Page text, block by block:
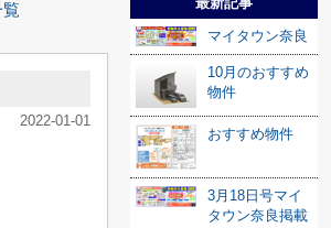
覧
2022-01-01
マイタウン奈良
10月のおすすめ
物件
おすすめ物件
3月18日号マイ
タウン奈良掲載